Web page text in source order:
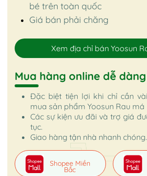
bé trên toàn quốc
Giá bán phải chăng
Xem địa chỉ bán Yoosun
Mua hàng online dễ dàng
Đặc biệt tiện lợi khi chỉ cần
mua sản phẩm Yoosun Rau má
Các sự kiện ưu đãi và trợ giá
tục.
Giao hàng tận nhà nhanh chóng.
Shopee Miền
Bắc